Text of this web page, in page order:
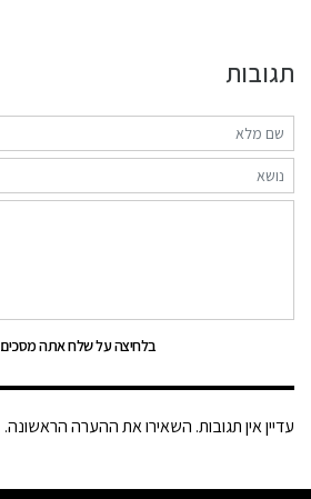
תגובות
בלחיצה על שלח אתה מסכים
עדיין אין תגובות. השאירו את ההערה הראשונה.